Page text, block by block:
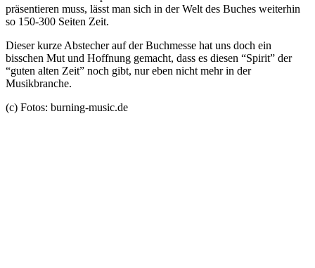
präsentieren muss, lässt man sich in der Welt des Buches weiterhin
so 150-300 Seiten Zeit.
Dieser kurze Abstecher auf der Buchmesse hat uns doch ein
bisschen Mut und Hoffnung gemacht, dass es diesen “Spirit” der
“guten alten Zeit” noch gibt, nur eben nicht mehr in der
Musikbranche.
(c) Fotos: burning-music.de